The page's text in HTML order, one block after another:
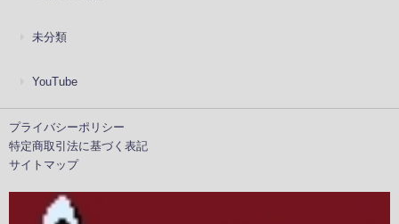
未分類
YouTube
プライバシーポリシー
特定商取引法に基づく表記
サイトマップ